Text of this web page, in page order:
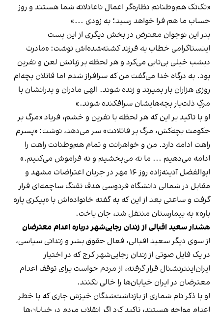
«تک‌تک هم‌وطنانم نظاره‌گر اعمال ناعادلانه شما هستند و روز
حساب ما هم فرا خواهد رسید؛ به‌ زودی ...»
پدر این نوجوان معترض در بخش دیگری از این پست
اینستاگرامی خطاب به فرزند کشته‌شده‌اش نوشت: «مادرت
دیشب خیلی بی‌تابی می‌کرد و هر لحظه بر زبانش لعن و نفرین
بود. به درگاه خدا می‌گفت من که سرافراز شدم اما قاتلان بچه‌ام
روزی هزاران بار بمیرند و زنده شوند. الهی مادران و پدرانشان با
مرگِ ذلت‌بار بچه‌هایشان سرافکنده شوند.»
او با تاکید بر این که هر لحظه با نفرین و خشم، فریاد «مرگ بر
حکومت بچه‌کش، مرگ بر قاتلانت» سر می‌دهد، نوشت: «پسرم
راهت ادامه دارد. من و خواهرانت و تمام هم‌وطنانت راهت را
ادامه می‌دهیم ... ما نه می‌بخشیم و نه فراموش می‌کنیم.»
ابوالفضل آدینه‌زاده روز ۱۶ مهر در جریان اعتراضات مشهد و
مقابل در شمالی دانشگاه فردوسی هدف تفنگ ساچمه‌ای قرار
گرفت و ساعتی بعد از این که به گفته خانواده‌اش با «پیکری پاره
پاره» به بیمارستان منتقل شد، جان باخت.
هشدار سعید اقبالی از زندان رجایی‌شهر درباره اعدام معترضان
از سوی دیگر سعید اقبالی، فعال حقوق بشر و زندانی سیاسی،
در یک فایل صوتی از زندان رجایی‌شهر کرج که در اختیار
ایران‌اینترنشنال قرار گرفته، از مردم خواست برای توقف اعدا‌م
معترضان در ایران خیابان‌ها را خالی نکنند.
او با ذکر نام شماری از بازداشت‌شدگان خیزش جاری که با خطر